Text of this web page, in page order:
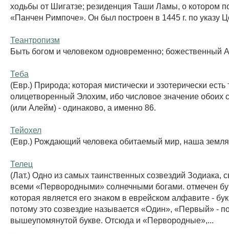
ходьбы от Шигатзе; резиденция Таши Ламы, о котором
«Панчен Римпоче». Он был построен в 1445 г. по указу
Теантропизм
Быть богом и человеком одновременно; божественный
Теба
(Евр.) Природа; которая мистически и эзотерически есть
олицетворенный Элохим, ибо числовое значение обоих
(или Алейм) - одинаково, а именно 86.
Тейохел
(Евр.) Рождающий человека обитаемый мир, наша
Телец
(Лат.) Одно из самых таинственных созвездий Зодиака,
всеми «Первородными» солнечными богами. отмечен
которая является его знаком в еврейском алфавите -
потому это созвездие называется «Один», «Первый» -
вышеупомянутой букве. Отсюда и «Первородные»,...